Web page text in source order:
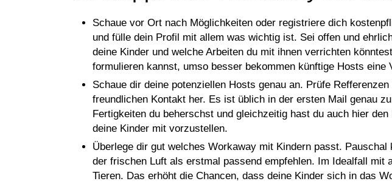
Schaue vor Ort nach Möglichkeiten oder registriere dich
und fülle dein Profil mit allem was wichtig ist. Sei offen und
deine Kinder und welche Arbeiten du mit ihnen verrichten
formulieren kannst, umso besser bekommen künftige Hosts eine
Schaue dir deine potenziellen Hosts genau an. Prüfe
freundlichen Kontakt her. Es ist üblich in der ersten Mail genau
Fertigkeiten du beherschst und gleichzeitig hast du auch hier den
deine Kinder mit vorzustellen.
Überlege dir gut welches Workaway mit Kindern passt. Pauschal
der frischen Luft als erstmal passend empfehlen. Im Idealfall mit
Tieren. Das erhöht die Chancen, dass deine Kinder sich in das